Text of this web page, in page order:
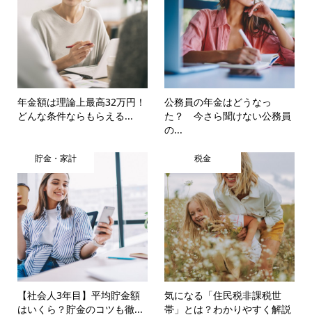
年金額は理論上最高32万円！
どんな条件ならもらえる...
公務員の年金はどうなっ
た？ 今さら聞けない公務員
の...
貯金・家計
【社会人3年目】平均貯金額
はいくら？貯金のコツも徹...
税金
気になる「住民税非課税世
帯」とは？わかりやすく解説